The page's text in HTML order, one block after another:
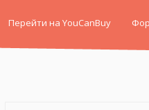
Перейти на YouCanBuy